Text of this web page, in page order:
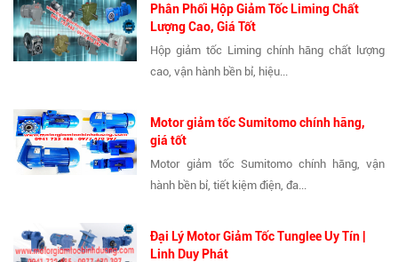
Phân Phối Hộp Giảm Tốc Liming Chất
Lượng Cao, Giá Tốt
Hộp giảm tốc Liming chính hãng chất lượng
cao, vận hành bền bỉ, hiệu...
Motor giảm tốc Sumitomo chính hãng,
giá tốt
Motor giảm tốc Sumitomo chính hãng, vận
hành bền bỉ, tiết kiệm điện, đa...
Đại Lý Motor Giảm Tốc Tunglee Uy Tín |
Linh Duy Phát